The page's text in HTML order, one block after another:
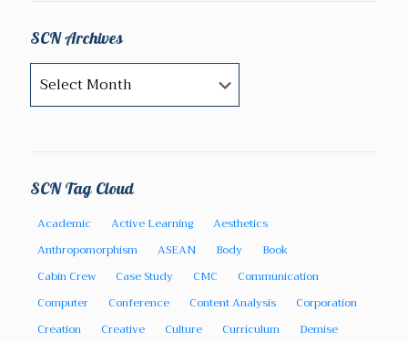
SCN Archives
SCN
Archives
SCN Tag Cloud
Academic Active Learning
Aesthetics
Anthropomorphism
ASEAN Body
Book
Cabin Crew
Case Study CMC
Communication
Computer
Conference Content Analysis
Corporation
Creation
Creative Culture Curriculum
Demise